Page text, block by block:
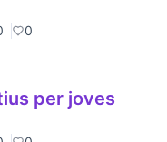
0
per joves